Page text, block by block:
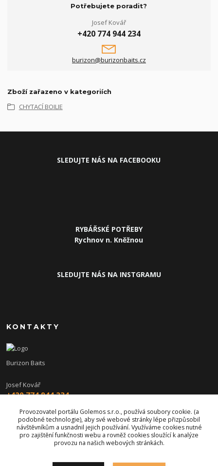
Potřebujete poradit?
Josef Kovář
+420 774 944 234
burizon@burizonbaits.cz
Zboží zařazeno v kategoriích
CHYTACÍ BOILIE
SLEDUJTE NÁS NA FACEBOOKU
RYBÁŘSKÉ POTŘEBY
Rychnov n. Kněžnou
SLEDUJTE NÁS NA INSTGRAMU
KONTAKTY
Burizon Baits
Josef Kovář
+420 774 944 234
burizon@burizonbaits.cz
Provozovatel portálu Golemos s.r.o., používá soubory cookie. (a
podobné technologie), aby své webové stránky lépe přizpůsobil
návštěvníkům a usnadnil jejich používání. Využíváme cookies nutné
pro zajištění funkčnosti webu a rovněž cookies sloužící k analýze
provozu na našich webových stránkách.